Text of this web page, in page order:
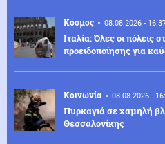
Κόσμος 08.08.2026 -
Ιταλία: Όλες οι πόλεις
προειδοποίησης για
Κοινωνία 08.08.2026 -
Πυρκαγιά σε χαμηλή
Θεσσαλονίκης